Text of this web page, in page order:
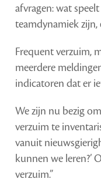
afvragen: wat
teamdynamiek
Frequent verzuim,
meerdere
indicatoren dat er
We zijn nu bezig
verzuim te
vanuit
kunnen we leren?’
verzuim.”